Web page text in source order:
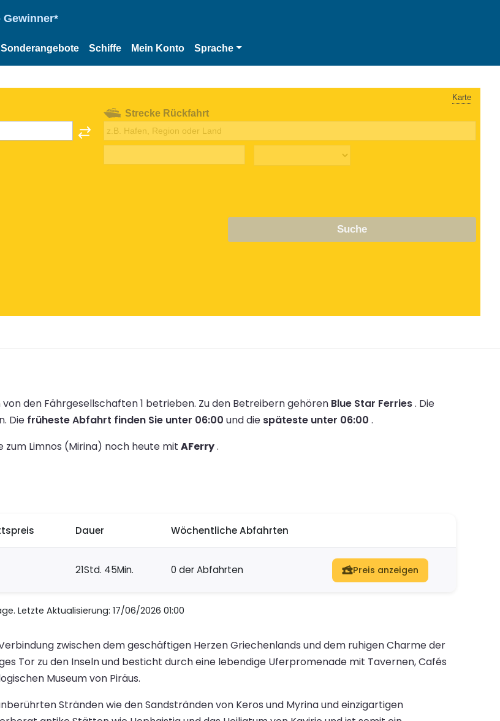
Sonderangebote Schiffe Mein Konto Sprache
Karte
Strecke Rückfahrt
Suche
den Fährgesellschaften 1 betrieben. Zu den Betreibern gehören Blue Star Ferries. Die
Die früheste Abfahrt finden Sie unter 06:00 und die späteste unter 06:00 .
zum Limnos (Mirina) noch heute mit AFerry.
Dauer Wöchentliche Abfahrten
21Std. 45Min. 0 der Abfahrten Preis anzeigen
Letzte Aktualisierung: 17/06/2026 01:00
zwischen dem geschäftigen Herzen Griechenlands und dem ruhigen Charme der
Tor zu den Inseln und besticht durch eine lebendige Uferpromenade mit Tavernen, Cafés
Museum von Piräus.
Stränden wie den Sandstränden von Keros und Myrina und einzigartigen